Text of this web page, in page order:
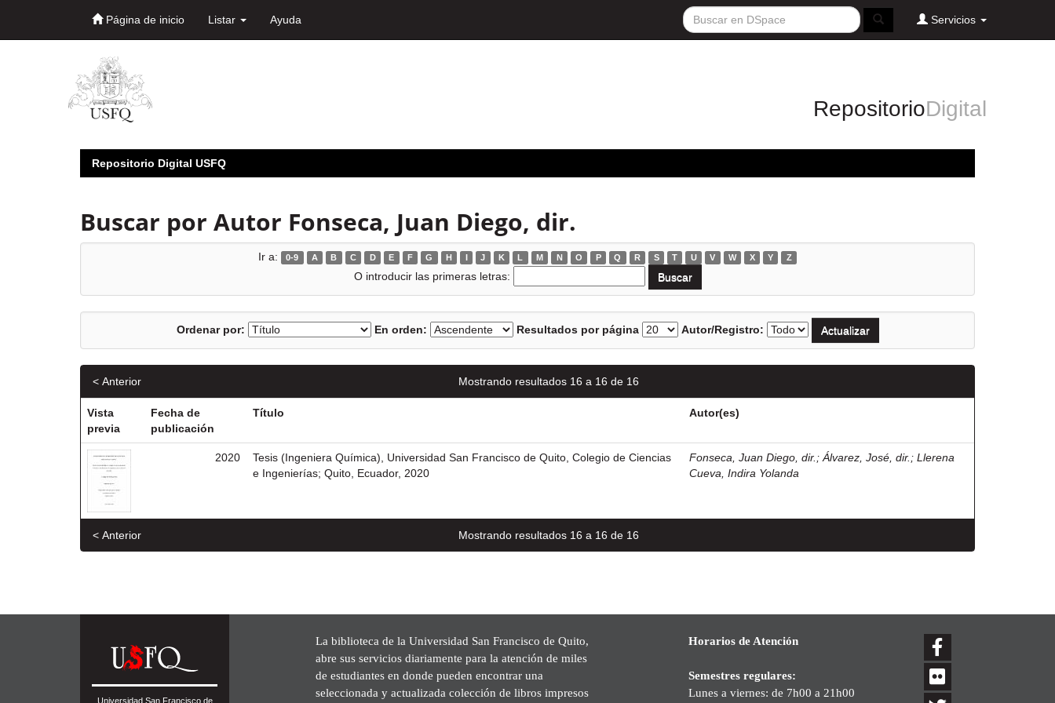
Página de inicio Listar Ayuda Servicios
RepositorioDigital
Repositorio Digital USFQ
Buscar por Autor Fonseca, Juan Diego, dir.
Ir a: 0-9 A B C D E F G H I J K L M N O P Q R S T U V W X Y Z
O introducir las primeras letras:
Ordenar por: En orden: Resultados por página Autor/Registro:
Mostrando resultados 16 a 16 de 16
< Anterior
Vista
previa
Fecha de
publicación
Título Autor(es)
2020
Tesis (Ingeniera Química), Universidad San Francisco de Quito, Colegio de Ciencias
e Ingenierías; Quito, Ecuador, 2020
Fonseca, Juan Diego, dir. ; Álvarez, José, dir. ; Llerena
Cueva, Indira Yolanda
Mostrando resultados 16 a 16 de 16
< Anterior
Universidad San Francisco de
La biblioteca de la Universidad San Francisco de Quito,
abre sus servicios diariamente para la atención de miles
de estudiantes en donde pueden encontrar una
seleccionada y actualizada colección de libros impresos
Horarios de Atención
Semestres regulares:
Lunes a viernes: de 7h00 a 21h00